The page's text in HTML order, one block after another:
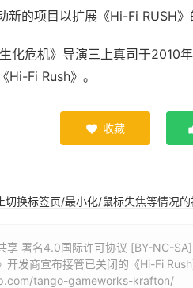
新的项目以扩展《Hi-Fi RUSH》
危机》导演三上真司于2010
Hi-Fi Rush》。
 收藏
切换标签页/最小化/鼠标失焦等情况
享 署名4.0国际许可协议 [BY-NC-
发商宣布接管已关闭的《Hi-Fi Rush
tango-gameworks-krafton/